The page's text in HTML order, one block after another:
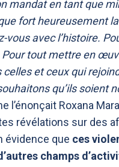
mandat en tant que
fort heureusement
vous avec l’histoire.
Pour tout mettre en
celles et ceux qui
qu’ils soient
l’énonçait Roxana
révélations sur des
évidence que ces
champs